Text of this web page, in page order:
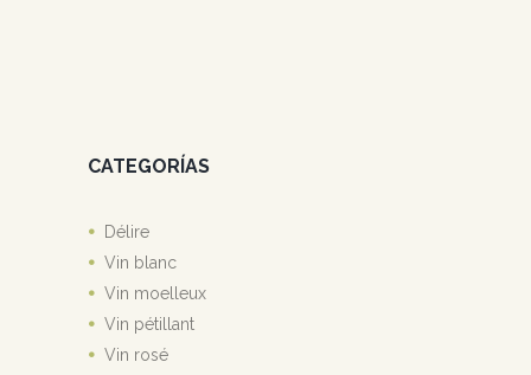
CATEGORÍAS
Délire
Vin blanc
Vin moelleux
Vin pétillant
Vin rosé